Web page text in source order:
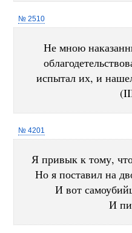
№ 2510
Не мною
испытал их, и
№ 4201
Я привык к тому,
Но я поставил на
И вот
И